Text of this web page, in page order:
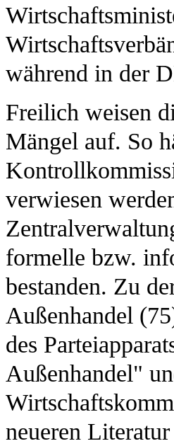
während in der
Freilich weisen
Mängel auf. So
verwiesen
formelle bzw.
bestanden. Zu
Außenhandel
des
Außenhandel"
neueren